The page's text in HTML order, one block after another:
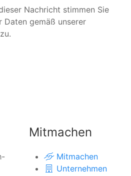
Nachricht stimmen Sie
Daten gemäß unserer
zu.
Mitmachen
Mitmachen
Unternehmen